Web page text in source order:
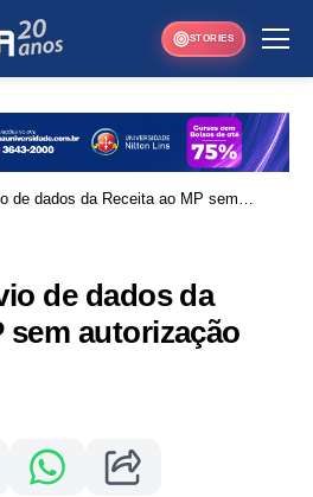
STORIES
de dados da Receita ao MP sem
de dados da
sem autorização